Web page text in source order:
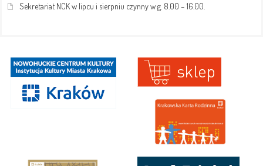
Sekretariat NCK w lipcu i sierpniu czynny w g. 8.00 – 16.00.